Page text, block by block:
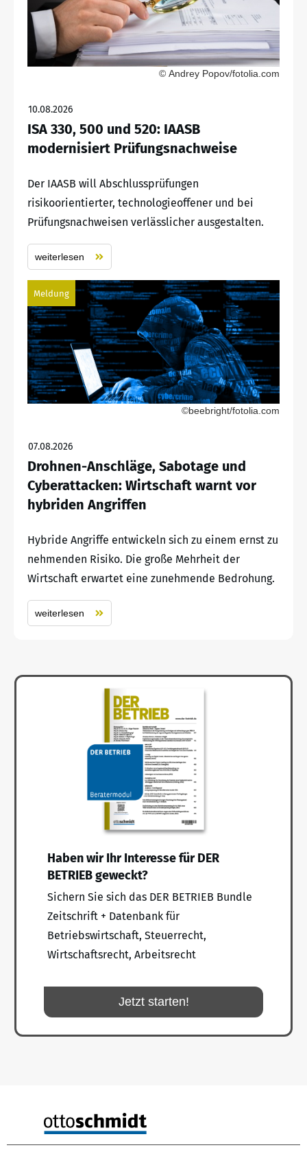
© Andrey Popov/fotolia.com
10.08.2026
ISA 330, 500 und 520: IAASB
modernisiert Prüfungsnachweise
Der IAASB will Abschlussprüfungen
risikoorientierter, technologieoffener und bei
Prüfungsnachweisen verlässlicher ausgestalten.
weiterlesen
Meldung
©beebright/fotolia.com
07.08.2026
Drohnen-Anschläge, Sabotage und
Cyberattacken: Wirtschaft warnt vor
hybriden Angriffen
Hybride Angriffe entwickeln sich zu einem ernst zu
nehmenden Risiko. Die große Mehrheit der
Wirtschaft erwartet eine zunehmende Bedrohung.
weiterlesen
Haben wir Ihr Interesse für DER
BETRIEB geweckt?
Sichern Sie sich das DER BETRIEB Bundle
Zeitschrift + Datenbank für
Betriebswirtschaft, Steuerrecht,
Wirtschaftsrecht, Arbeitsrecht
Jetzt starten!